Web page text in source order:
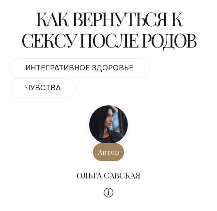
КАК ВЕРНУТЬСЯ К
СЕКСУ ПОСЛЕ РОДОВ
ИНТЕГРАТИВНОЕ ЗДОРОВЬЕ
ЧУВСТВА
Автор
ОЛЬГА САВСКАЯ